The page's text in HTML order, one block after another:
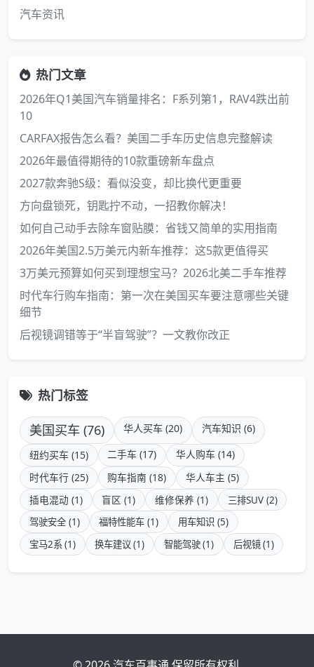
汽车资讯
热门文章
2026年Q1美国汽车销量排名：F系列第1，RAV4跌出前
10
CARFAX报告怎么看？美国二手车历史信息完整解读
2026年最值得期待的10款重磅新车盘点
2027款奔驰S级：看似没变，却比换代更重要
方向盘锁死，钥匙拧不动，一招教你解决！
如何自己动手去除车窗贴膜：省钱又简单的实用指南
2026年美国2.5万美元内新车推荐：这5款更值得买
3万美元预算如何买到理想宝马？2026北美二手车推荐
时代车行购车指南：第一次在美国买车要注意哪些关键
细节
后视镜调错等于“半盲驾驶”？一文教你改正
热门标签
美国买车 (76) 华人买车 (20) 汽车知识 (6)
纽约买车 (15) 二手车 (17)
华人购车 (14)
时代车行 (25)
购车指南 (18)
华人车主 (5)
插电混动 (1)
盲区 (1) 维修保养 (1)
三排SUV (2)
驾驶安全 (1)
福特性能车 (1)
用车知识 (5)
宝马2系 (1)
换车建议 (1) 智能驾驶 (1) 后视镜 (1)